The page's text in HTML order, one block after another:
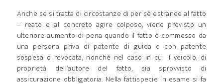
Anche se si tratta di circostanze di per sé estranee al fatto
– reato e al concreto agire colposo, viene previsto un
ulteriore aumento di pena quando il fatto è commesso da
una persona priva di patente di guida o con patente
sospesa o revocata, nonché nel caso in cui il veicolo, di
proprietà dell’autore del fatto, sia sprovvisto di
assicurazione obbligatoria. Nella fattispecie in esame si fa